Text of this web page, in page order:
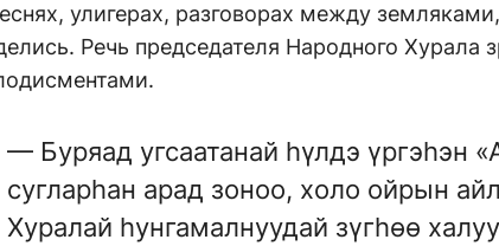
улигерах, разговорах между
Речь председателя Народного Хурала
— Буряад угсаатанай hүлдэ үргэhэн
сугларhан арад зоноо, холо ойрын
Хуралай hунгамалнуудай зүгhөө